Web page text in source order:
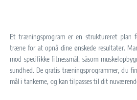
Et træningsprogram er en struktureret plan
træne for at opnå dine ønskede resultater.
mod specifikke fitnessmål, såsom
sundhed. De gratis træningsprogrammer, du
mål i tankerne, og kan tilpasses til dit